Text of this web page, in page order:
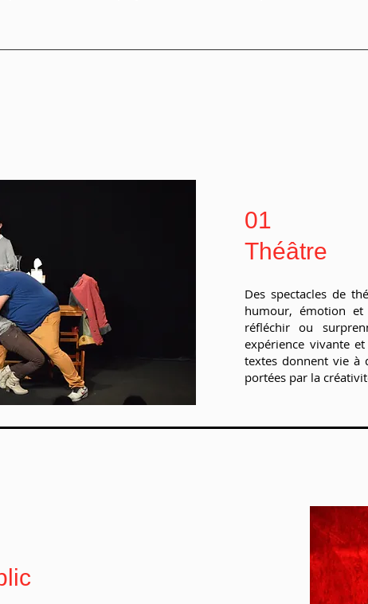
01
Théâtre
Des spectacles de
humour, émotion et
réfléchir ou
expérience vivante
textes donnent vie à
portées par la